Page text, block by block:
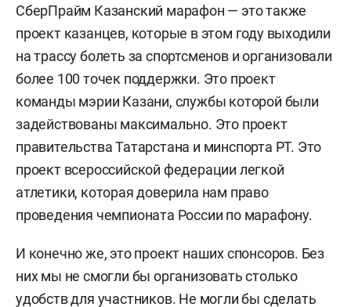
СберПрайм Казанский марафон — это также
проект казанцев, которые в этом году выходили
на трассу болеть за спортсменов и организовали
более 100 точек поддержки. Это проект
команды мэрии Казани, службы которой были
задействованы максимально. Это проект
правительства Татарстана и минспорта РТ. Это
проект всероссийской федерации легкой
атлетики, которая доверила нам право
проведения чемпионата России по марафону.
И конечно же, это проект наших спонсоров. Без
них мы не смогли бы организовать столько
удобств для участников. Не могли бы сделать